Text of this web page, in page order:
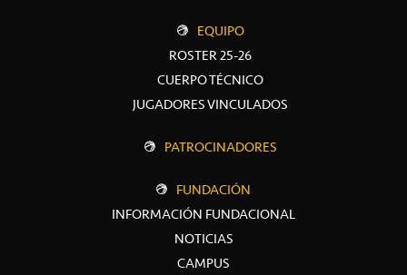
EQUIPO
ROSTER 25-26
CUERPO TÉCNICO
JUGADORES VINCULADOS
PATROCINADORES
FUNDACIÓN
INFORMACIÓN FUNDACIONAL
NOTICIAS
CAMPUS